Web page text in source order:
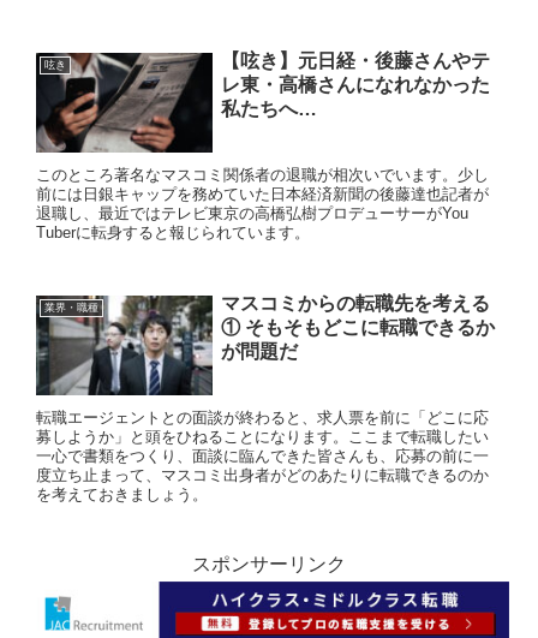
呟き
【呟き】元日経・後藤さんやテ
レ東・高橋さんになれなかった
私たちへ…
このところ著名なマスコミ関係者の退職が相次いでいます。少し
前には日銀キャップを務めていた日本経済新聞の後藤達也記者が
退職し、最近ではテレビ東京の高橋弘樹プロデューサーがYou
Tuberに転身すると報じられています。
業界・職種
マスコミからの転職先を考える
① そもそもどこに転職できるか
が問題だ
転職エージェントとの面談が終わると、求人票を前に「どこに応
募しようか」と頭をひねることになります。ここまで転職したい
一心で書類をつくり、面談に臨んできた皆さんも、応募の前に一
度立ち止まって、マスコミ出身者がどのあたりに転職できるのか
を考えておきましょう。
スポンサーリンク